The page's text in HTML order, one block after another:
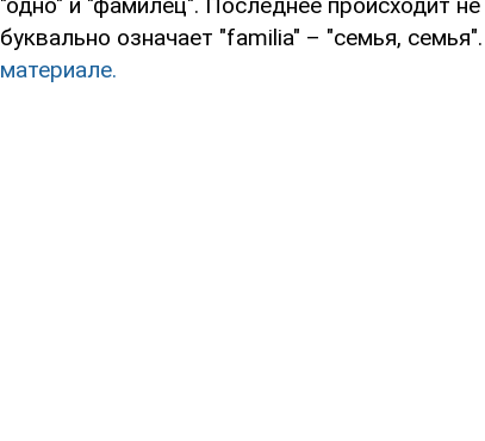
буквально означает "familia" – "семья,
материале.